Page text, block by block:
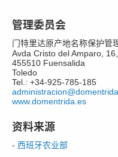
管理委员会
门特里达原产地名称保护管
Avda Cristo del Amparo,
455510 Fuensalida
Toledo
Tel.: +34-925-785-185
www.domentrida.es
资料来源
- 西班牙农业部